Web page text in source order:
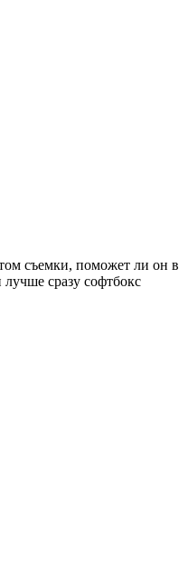
съемки, поможет ли он в
сразу софтбокс